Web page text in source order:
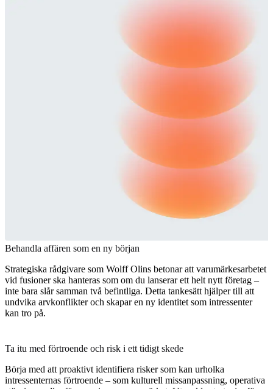
Behandla affären som en ny början
Strategiska rådgivare som Wolff Olins betonar att varumärkesarbetet
vid fusioner ska hanteras som om du lanserar ett helt nytt företag –
inte bara slår samman två befintliga. Detta tankesätt hjälper till att
undvika arvkonflikter och skapar en ny identitet som intressenter
kan tro på.
Ta itu med förtroende och risk i ett tidigt skede
Börja med att proaktivt identifiera risker som kan urholka
intressenternas förtroende – som kulturell missanpassning, operativa